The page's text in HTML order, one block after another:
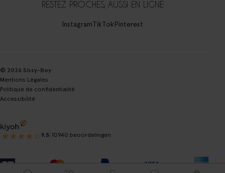
RESTEZ PROCHES, AUSSI EN LIGNE
InstagramTikTokPinterest
© 2026 Sissy-Boy
Mentions Légales
Politique de confidentialité
Accessibilité
9.5 10940 beoordelingen